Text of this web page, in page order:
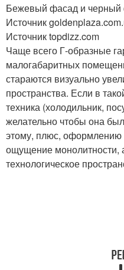
Бежевый фасад и черный
Источник
Источник topdizz.com
Чаще всего Г-образные
малогабаритных
стараются визуально
пространства. Если в
техника (холодильник,
желательно чтобы она
этому, плюс, оформлению
ощущение монолитности,
технологическое